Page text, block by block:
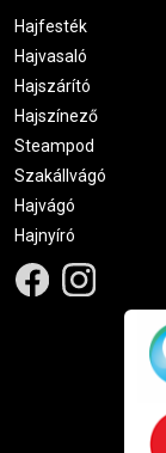
Hajfesték
Hajvasaló
Hajszárító
Hajszínező
Steampod
Szakállvágó
Hajvágó
Hajnyíró